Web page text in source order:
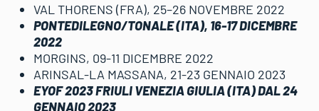
VAL THORENS (FRA), 25–26 NOVEMBRE 2022
PONTEDILEGNO/TONALE (ITA), 16-17 DICEMBRE
2022
MORGINS, 09-11 DICEMBRE 2022
ARINSAL-LA MASSANA, 21-23 GENNAIO 2023
EYOF 2023 FRIULI VENEZIA GIULIA (ITA) DAL 24
GENNAIO 2023